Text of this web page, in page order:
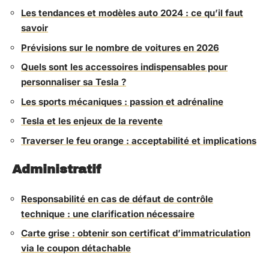
Les tendances et modèles auto 2024 : ce qu’il faut
savoir
Prévisions sur le nombre de voitures en 2026
Quels sont les accessoires indispensables pour
personnaliser sa Tesla ?
Les sports mécaniques : passion et adrénaline
Tesla et les enjeux de la revente
Traverser le feu orange : acceptabilité et implications
Administratif
Responsabilité en cas de défaut de contrôle
technique : une clarification nécessaire
Carte grise : obtenir son certificat d’immatriculation
via le coupon détachable